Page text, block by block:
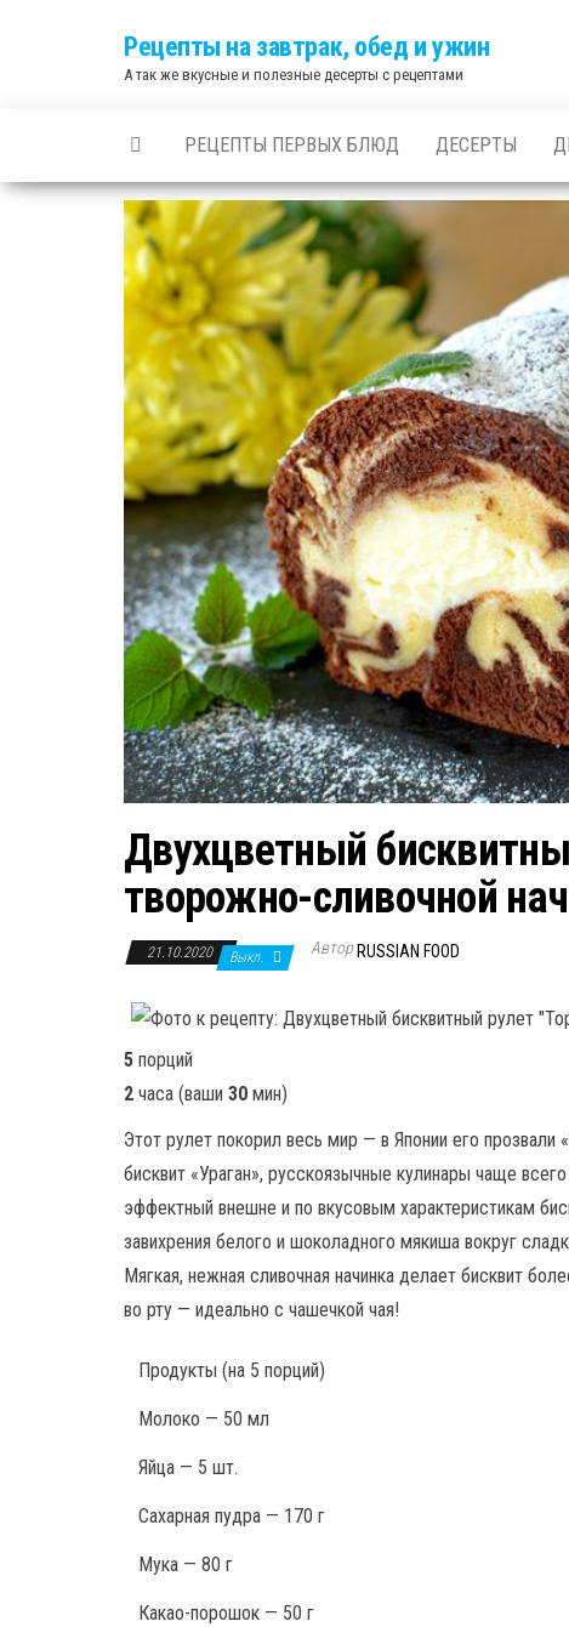
Рецепты на завтрак, обед и ужин
А так же вкусные и полезные десерты с рецептами
РЕЦЕПТЫ ПЕРВЫХ БЛЮД ДЕСЕРТЫ
Двухцветный
творожно-сливочной
21.10.2020 Выкл. Автор RUSSIAN FOOD
5 порций
2 часа (ваши 30 мин)
Этот рулет покорил весь мир — в Японии его
бисквит «Ураган», русскоязычные кулинары чаще
эффектный внешне и по вкусовым характеристикам
завихрения белого и шоколадного мякиша вокруг
Мягкая, нежная сливочная начинка делает бисквит
во рту — идеально с чашечкой чая!
Продукты (на 5 порций)
Молоко — 50 мл
Яйца — 5 шт.
Сахарная пудра — 170 г
Мука — 80 г
Какао-порошок — 50 г